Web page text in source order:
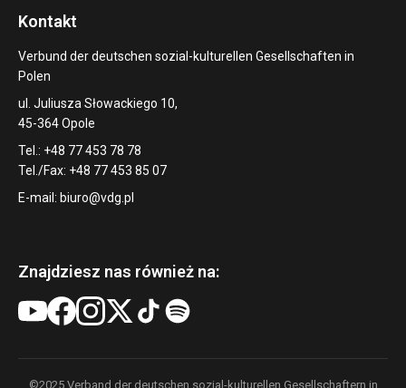
Kontakt
Verbund der deutschen sozial-kulturellen Gesellschaften in
Polen
ul. Juliusza Słowackiego 10,
45-364 Opole
Tel.: +48 77 453 78 78
Tel./Fax: +48 77 453 85 07
E-mail: biuro@vdg.pl
Znajdziesz nas również na:
©2025 Verband der deutschen sozial-kulturellen Gesellschaftern in